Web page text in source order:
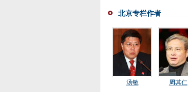
北京专栏作者
汤敏 周其仁